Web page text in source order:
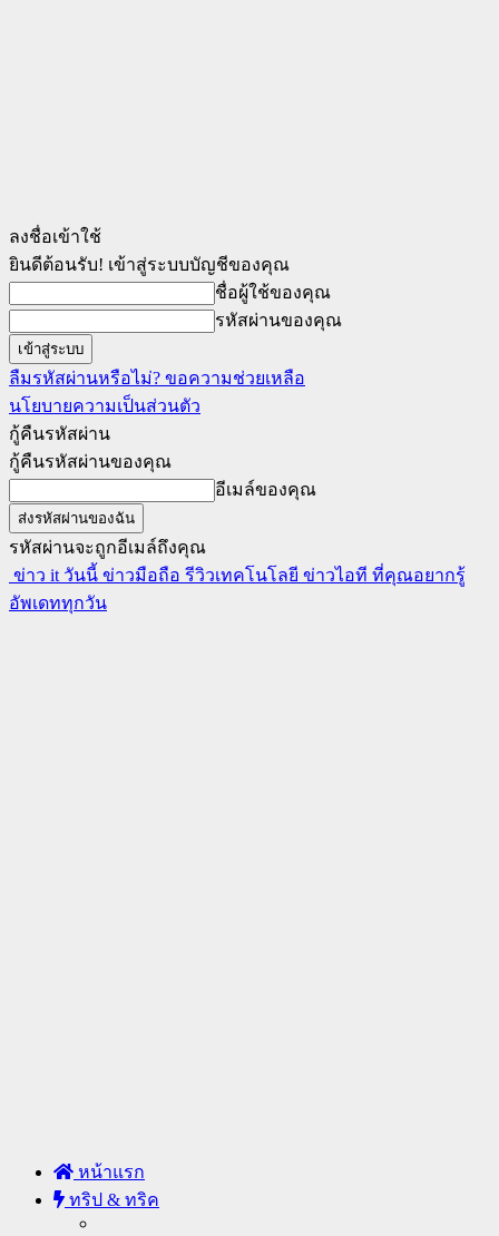
ลงชื่อเข้าใช้
ยินดีต้อนรับ! เข้าสู่ระบบบัญชีของคุณ
ชื่อผู้ใช้ของคุณ
รหัสผ่านของคุณ
ลืมรหัสผ่านหรือไม่? ขอความช่วยเหลือ
นโยบายความเป็นส่วนตัว
กู้คืนรหัสผ่าน
กู้คืนรหัสผ่านของคุณ
อีเมล์ของคุณ
รหัสผ่านจะถูกอีเมล์ถึงคุณ
ข่าว it วันนี้ ข่าวมือถือ รีวิวเทคโนโลยี ข่าวไอที ที่คุณอยากรู้
อัพเดททุกวัน
หน้าแรก
ทริป & ทริค